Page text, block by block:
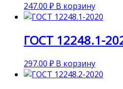
247.00 ₽ В корзину
ГОСТ 12248.1-
297.00 ₽ В корзину